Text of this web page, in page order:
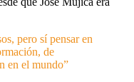
pero sí pensar en
de
en el mundo”